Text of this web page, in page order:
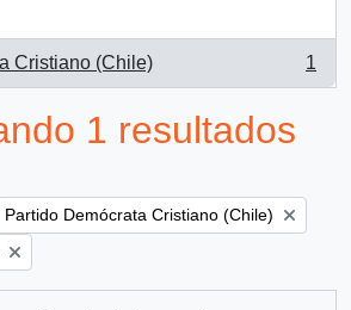
Cristiano (Chile) 1
1 resultados
Remove filter:
Partido Demócrata Cristiano (Chile)